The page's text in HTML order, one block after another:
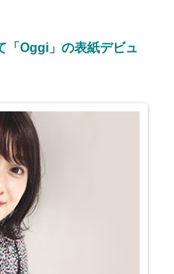
「Oggi」の表紙デビュ